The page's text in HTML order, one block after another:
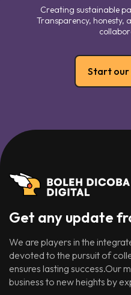
Creating sustainable
Transparency, honesty,
Start our
Get any update
We are players in the
devoted to the pursuit of
ensures lasting success.Our
business to new heights by